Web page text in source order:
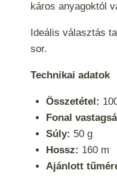
káros anyagoktól
Ideális választás
sor.
Technikai adatok
Összetétel:
Fonal
Súly: 50 g
Hossz: 160 m
Ajánlott